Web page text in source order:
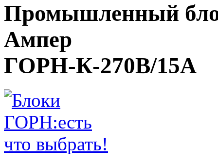
Промышленный
Ампер
ГОРН-К-270В/15А